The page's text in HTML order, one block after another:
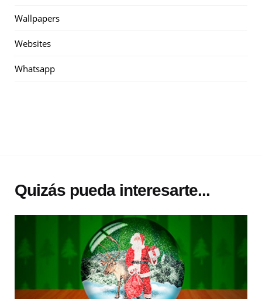
Wallpapers
Websites
Whatsapp
Quizás pueda interesarte...